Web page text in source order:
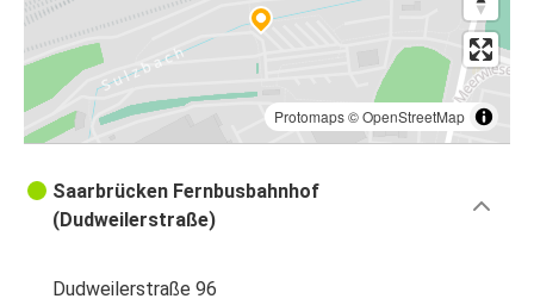
Protomaps©OpenStreetMap
Saarbrücken Fernbusbahnhof
(Dudweilerstraße)
Dudweilerstraße 96